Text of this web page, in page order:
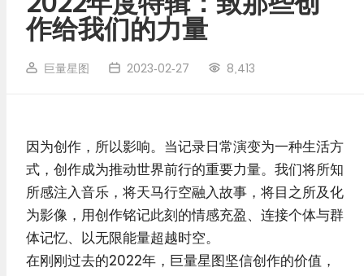
作给我们的力量
巨量星图 2023-02-27 8,413
因为创作，所以影响。当记录日常演变为一种生活方
式，创作成为推动世界前行的重要力量。我们将所知
所感注入音乐，将天马行空融入故事，将目之所及化
为影像，用创作铭记此刻的情感充盈、连接个体与群
体记忆、以无限能量超越时空。
在刚刚过去的2022年，巨量星图坚信创作的价值，